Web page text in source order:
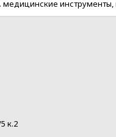
медицинские
к.2